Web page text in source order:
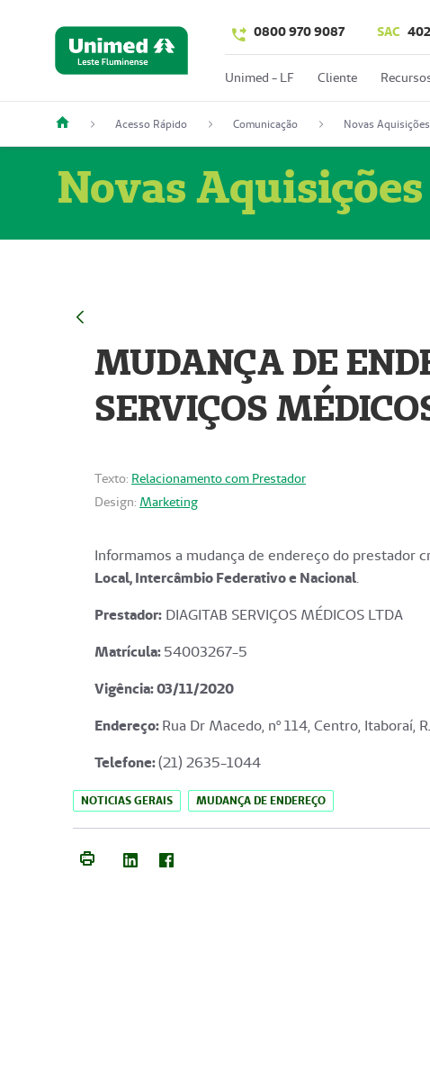
0800 970 9087 SAC
Unimed - LF Cliente
Acesso Rápido Comunicação Novas Aquisições
Novas Aquisições
MUDANÇA DE
SERVIÇOS
Texto: Relacionamento com Prestador
Design: Marketing
Informamos a mudança de endereço do prestador
Local, Intercâmbio Federativo e Nacional.
Prestador: DIAGITAB SERVIÇOS MÉDICOS LTDA
Matrícula:54003267-5
Vigência: 03/11/2020
Endereço:Rua Dr Macedo, nº 114, Centro, Itaboraí,
Telefone:(21) 2635-1044
NOTICIAS GERAIS MUDANÇA DE ENDEREÇO